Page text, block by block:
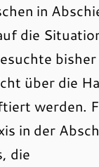
in
die
über die
werden.
in der
die